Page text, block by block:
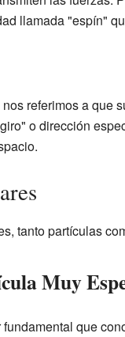
llamada "espín"
referimos a que
o dirección
tanto partículas
Muy
que